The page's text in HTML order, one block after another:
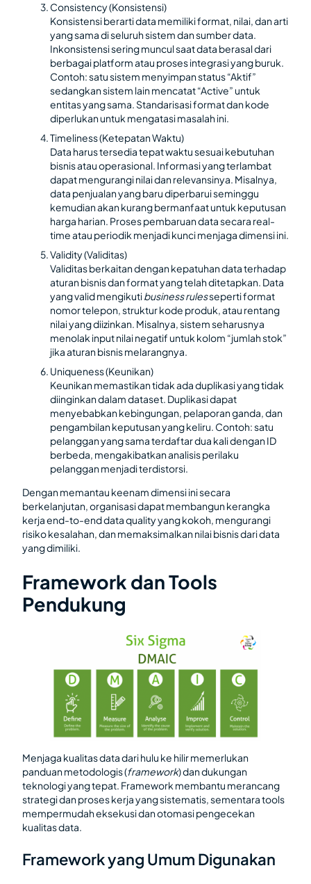
Consistency (Konsistensi)
Konsistensi berarti data memiliki format, nilai, dan arti
yang sama di seluruh sistem dan sumber data.
Inkonsistensi sering muncul saat data berasal dari
berbagai platform atau proses integrasi yang buruk.
Contoh: satu sistem menyimpan status “Aktif”
sedangkan sistem lain mencatat “Active” untuk
entitas yang sama. Standarisasi format dan kode
diperlukan untuk mengatasi masalah ini.
Timeliness (Ketepatan Waktu)
Data harus tersedia tepat waktu sesuai kebutuhan
bisnis atau operasional. Informasi yang terlambat
dapat mengurangi nilai dan relevansinya. Misalnya,
data penjualan yang baru diperbarui seminggu
kemudian akan kurang bermanfaat untuk keputusan
harga harian. Proses pembaruan data secara real-
time atau periodik menjadi kunci menjaga dimensi ini.
Validity (Validitas)
Validitas berkaitan dengan kepatuhan data terhadap
aturan bisnis dan format yang telah ditetapkan. Data
yang valid mengikutibusiness rulesseperti format
nomor telepon, struktur kode produk, atau rentang
nilai yang diizinkan. Misalnya, sistem seharusnya
menolak input nilai negatif untuk kolom “jumlah stok”
jika aturan bisnis melarangnya.
Uniqueness (Keunikan)
Keunikan memastikan tidak ada duplikasi yang tidak
diinginkan dalam dataset. Duplikasi dapat
menyebabkan kebingungan, pelaporan ganda, dan
pengambilan keputusan yang keliru. Contoh: satu
pelanggan yang sama terdaftar dua kali dengan ID
berbeda, mengakibatkan analisis perilaku
pelanggan menjadi terdistorsi.
Dengan memantau keenam dimensi ini secara
berkelanjutan, organisasi dapat membangun kerangka
kerja end-to-end data quality yang kokoh, mengurangi
risiko kesalahan, dan memaksimalkan nilai bisnis dari data
yang dimiliki.
Framework dan Tools
Pendukung
Menjaga kualitas data dari hulu ke hilir memerlukan
panduan metodologis (framework) dan dukungan
teknologi yang tepat. Framework membantu merancang
strategi dan proses kerja yang sistematis, sementara tools
mempermudah eksekusi dan otomasi pengecekan
kualitas data.
Framework yang Umum Digunakan